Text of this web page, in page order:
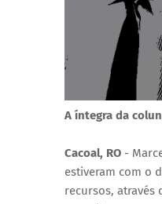
A íntegra da
Cacoal, RO -
estiveram com o
recursos, através